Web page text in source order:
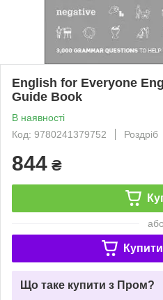
English for Everyone
Guide Book
В наявності
Код: 9780241379752
Роздріб
844 ₴
або
Що таке купити з Пром?